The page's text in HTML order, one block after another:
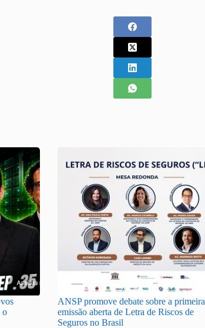
o
ANSP promove debate sobre a primeira
emissão aberta de Letra de Riscos de
Seguros no Brasil